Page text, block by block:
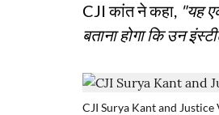
CJI कांत ने कहा, "यह
बताना होगा कि उन
CJI Surya Kant and Justice